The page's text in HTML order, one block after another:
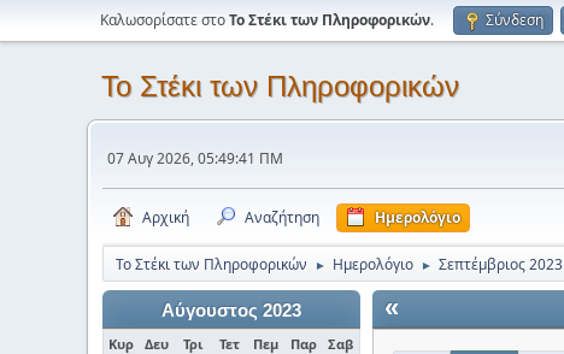
Καλωσορίσατε στοΤο Στέκι των Πληροφορικών. Σύνδεση
Το Στέκι των Πληροφορικών
07 Αυγ 2026, 05:49:41 ΠΜ
Αρχική Αναζήτηση Ημερολόγιο
Το Στέκι των Πληροφορικών ► Ημερολόγιο ► Σεπτέμβριος 2023
Αύγουστος 2023
Κυρ Δευ Τρι Τετ Πεμ Παρ Σαβ
«